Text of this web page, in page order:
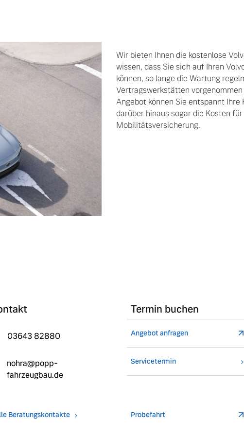
Wir bieten Ihnen die kostenlose
wissen, dass Sie sich auf Ihren
können, so lange die Wartung
Vertragswerkstätten
Angebot können Sie entspannt
darüber hinaus sogar die Kosten für
Mobilitätsversicherung.
03643 82880
nohra@popp-
fahrzeugbau.de
Beratungskontakte
Termin buchen
Angebot anfragen
Servicetermin
Probefahrt